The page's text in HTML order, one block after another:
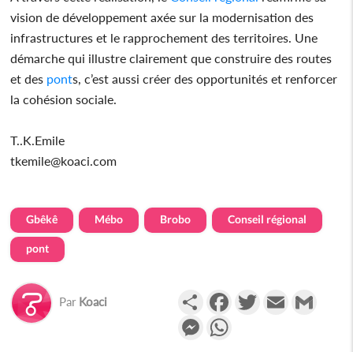
vision de développement axée sur la modernisation des
infrastructures et le rapprochement des territoires. Une
démarche qui illustre clairement que construire des routes
et des ponts, c’est aussi créer des opportunités et renforcer
la cohésion sociale.
T..K.Emile
tkemile@koaci.com
Gbêkê Mébo Brobo Conseil régional
pont
Par Koaci PartagerFacebookTwitterEmail
Messenger